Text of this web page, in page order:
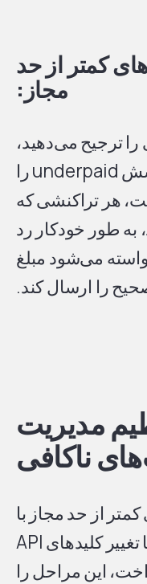
کمتر از حد
مجاز:
ترجیح می‌دهید،
می‌توانید ویژگی پوشش underpaid را
هر تراکنشی که
به طور خودکار رد
می‌شود مبلغ
را ارسال کند.
مدیریت
ناکافی
از حد مجاز با
OxaPay، هنگام ایجاد یا تغییر کلیدهای API
این مراحل را